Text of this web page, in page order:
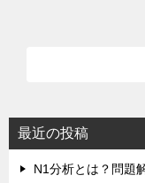
シ
ョ
最近の投稿
N1分析とは？問題